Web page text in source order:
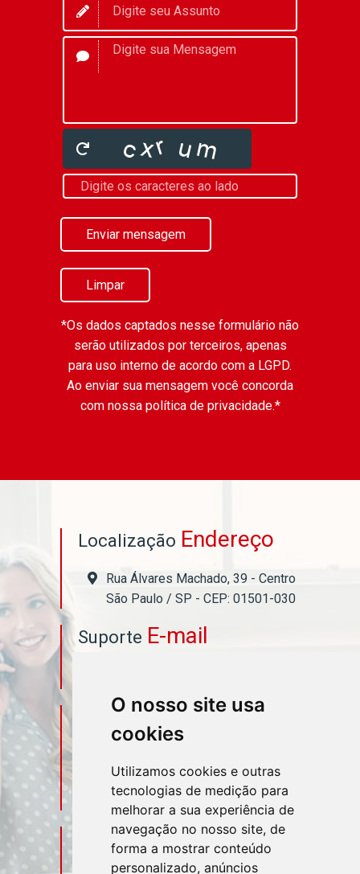
O nosso site usa
cookies
Utilizamos cookies e outras
tecnologias de medição para
melhorar a sua experiência de
navegação no nosso site, de
forma a mostrar conteúdo
personalizado, anúncios
Enviar mensagem
Limpar
*Os dados captados nesse formulário não
serão utilizados por terceiros, apenas
para uso interno de acordo com a LGPD.
Ao enviar sua mensagem você concorda
com nossa política de privacidade.*
Localização Endereço
Rua Álvares Machado, 39 - Centro
São Paulo / SP - CEP: 01501-030
Suporte E-mail
ContatoTelefone
(11) 95580-4449
RedesSociais